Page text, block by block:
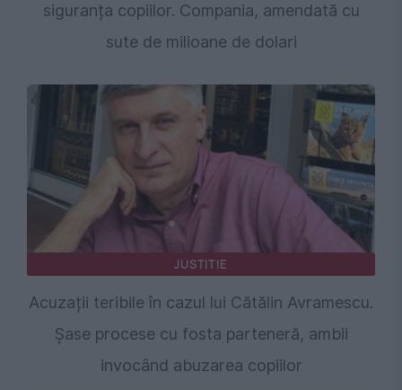
siguranța copiilor. Compania, amendată cu
sute de milioane de dolari
JUSTITIE
Acuzații teribile în cazul lui Cătălin Avramescu.
Șase procese cu fosta parteneră, ambii
invocând abuzarea copiilor